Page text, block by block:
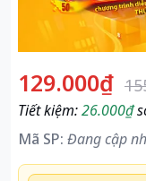
129.000₫
Tiết kiệm:26.000₫
Mã SP: Đang cập